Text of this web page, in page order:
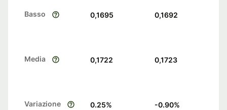
Basso 0,1695 0,1692
Media 0,1722 0,1723
Variazione 0.25% -0.90%